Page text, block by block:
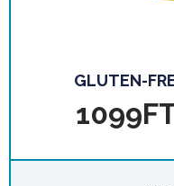
GLUTEN-
1099